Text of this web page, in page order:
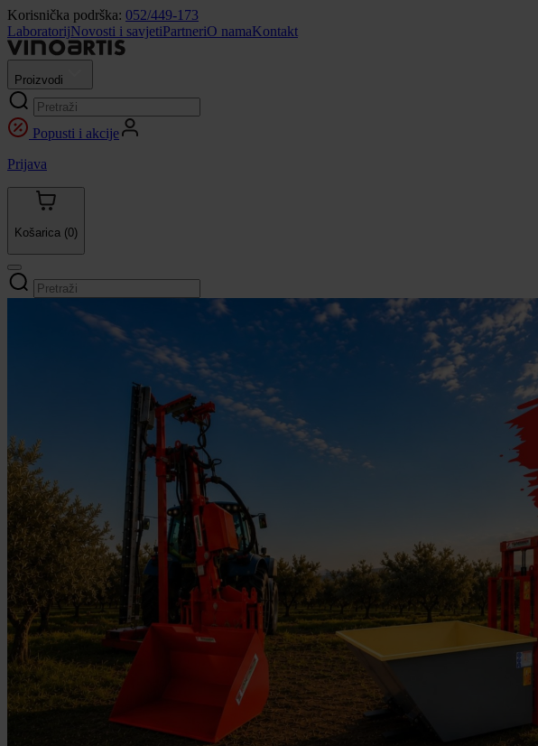
Korisnička podrška: 052/449-173
LaboratorijNovosti i savjetiPartneriO namaKontakt
Proizvodi
Popusti i akcije
Prijava
Košarica (0)